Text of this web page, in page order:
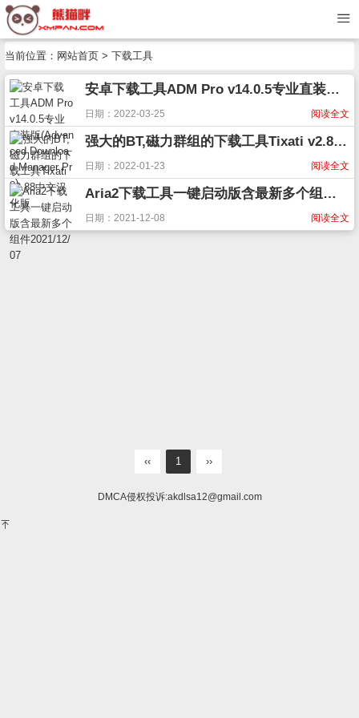
当前位置： 网站首页 > 下载工具
安卓下载工具ADM Pro v14.0.5专业直装版(Advanced Download Manager Pro)
阅读全文
日期：2022-03-25
强大的BT,磁力群组的下载工具Tixati v2.88中文汉化版
阅读全文
日期：2022-01-23
Aria2下载工具一键启动版含最新多个组件2021/12/07
阅读全文
日期：2021-12-08
‹‹ 1 ››
DMCA侵权投诉:akdlsa12@gmail.com